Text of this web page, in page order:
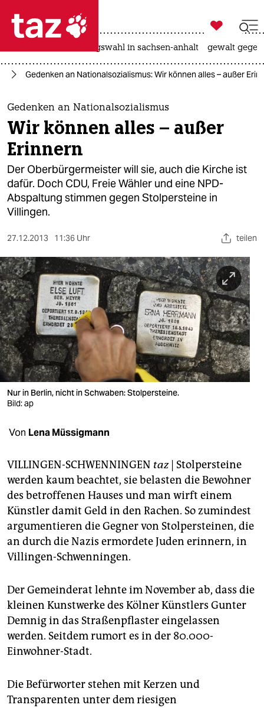
 taz zahl ich
taz zahl ich
themen
politik
öko
gesellschaft
kultur
sport
berlin
nord
wahrheit
verlag
verlag
veranstaltungen
fragen & hilfe
unterstützen
abo
genossenschaft
epaper login

taz zahl ich
landtagswahl in sachsen-anhalt gewalt
Gedenken an Nationalsozialismus: Wir können alles – außer
Gedenken an Nationalsozialismus
Wir können alles – außer
Erinnern
Der Oberbürgermeister will sie, auch die Kirche ist
dafür. Doch CDU, Freie Wähler und eine NPD-
Abspaltung stimmen gegen Stolpersteine in
Villingen.
27.12.2013 11:36 Uhr teilen
Nur in Berlin, nicht in Schwaben: Stolpersteine.
Bild: ap
Von Lena Müssigmann
VILLINGEN-SCHWENNINGEN taz| Stolpersteine
werden kaum beachtet, sie belasten die Bewohner
des betroffenen Hauses und man wirft einem
Künstler damit Geld in den Rachen. So zumindest
argumentieren die Gegner von Stolpersteinen, die
an durch die Nazis ermordete Juden erinnern, in
Villingen-Schwenningen.
Der Gemeinderat lehnte im November ab, dass die
kleinen Kunstwerke des Kölner Künstlers Gunter
Demnig in das Straßenpflaster eingelassen
werden. Seitdem rumort es in der 80.000-
Einwohner-Stadt.
Die Befürworter stehen mit Kerzen und
Transparenten unter dem riesigen